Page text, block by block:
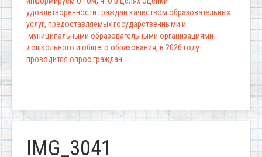
удовлетворенности граждан качеством образовательных
услуг, предоставляемых государственными и
муниципальными образовательными организациями
дошкольного и общего образования, в 2026 году
проводится опрос граждан.
IMG_3041